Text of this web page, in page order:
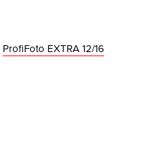
ProfiFoto EXTRA 12/16